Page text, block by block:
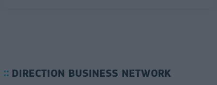
DIRECTION BUSINESS NETWORK